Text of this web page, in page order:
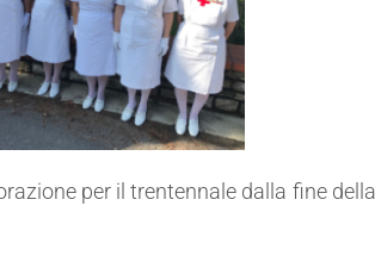
per il trentennale dalla fine